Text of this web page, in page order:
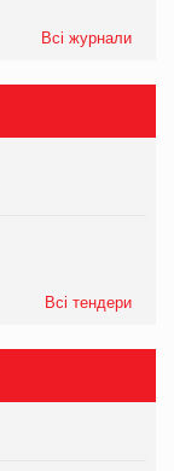
Всі журнали
Всі тендери